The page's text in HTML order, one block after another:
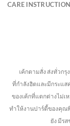
CARE INSTRUCTION
เค้กตามสั่ง ส่งทั่วกรุง
ที่กำลังฮิตและมีกระแ
ของเค้กที่แตกต่างไม่เ
ทำให้งานปาร์ตี้ของคุณ
ยัง มีรส